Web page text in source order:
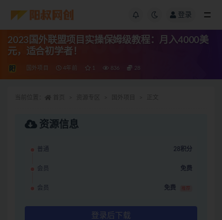
登录
2023国外联盟项目实操保姆级教程：月入4000美
元，适合初学者！
国外项目 4年前 1 836 28
资源信息
普通 28积分
会员 免费
会员 免费 推荐
登录后下载